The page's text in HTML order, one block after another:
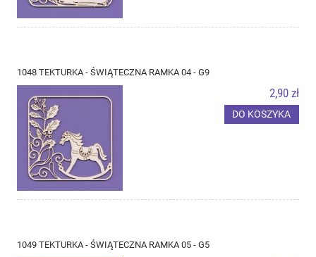
1048 TEKTURKA - ŚWIĄTECZNA RAMKA 04 - G9
2,90 zł
DO KOSZYKA
1049 TEKTURKA - ŚWIĄTECZNA RAMKA 05 - G5